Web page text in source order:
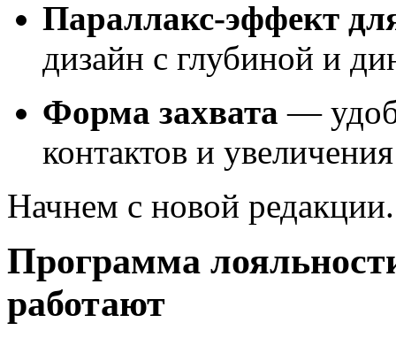
Параллакс-эффект
дизайн с глубиной и
Форма захвата —
контактов и
Начнем с новой редакции.
Программа
работают